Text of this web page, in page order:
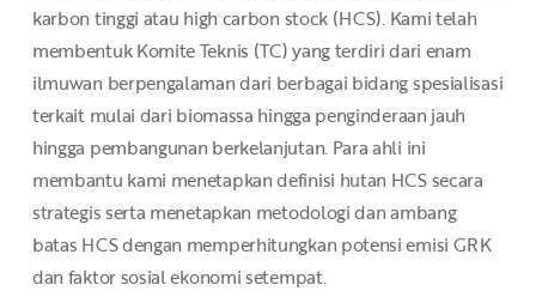
karbon tinggi atau high carbon stock (HCS). Kami telah
membentuk Komite Teknis (TC) yang terdiri dari enam
ilmuwan berpengalaman dari berbagai bidang spesialisasi
terkait mulai dari biomassa hingga penginderaan jauh
hingga pembangunan berkelanjutan. Para ahli ini
membantu kami menetapkan definisi hutan HCS secara
strategis serta menetapkan metodologi dan ambang
batas HCS dengan memperhitungkan potensi emisi GRK
dan faktor sosial ekonomi setempat.